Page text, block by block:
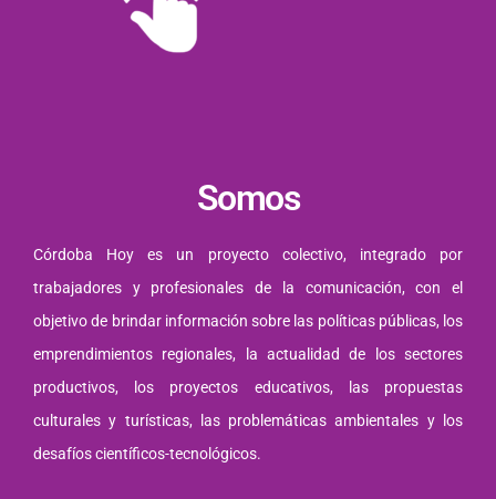
Somos
Córdoba Hoy es un proyecto colectivo, integrado por
trabajadores y profesionales de la comunicación, con el
objetivo de brindar información sobre las políticas públicas, los
emprendimientos regionales, la actualidad de los sectores
productivos, los proyectos educativos, las propuestas
culturales y turísticas, las problemáticas ambientales y los
desafíos científicos-tecnológicos.